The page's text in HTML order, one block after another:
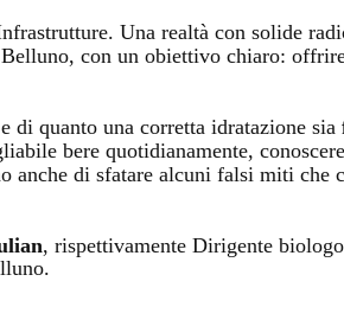
Una realtà con solide
con un obiettivo chiaro:
di quanto una corretta idratazione sia
bere quotidianamente,
anche di sfatare alcuni falsi miti che
, rispettivamente Dirigente